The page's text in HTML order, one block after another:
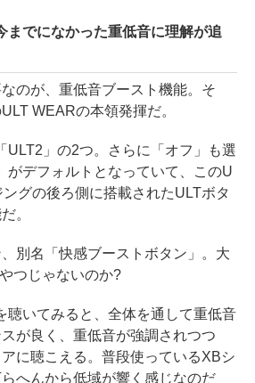
までになかった重低音に理解が追
のが、重低音ブースト機能。そ
WEARの本領発揮だ。
ULT2」の2つ。さらに「オフ」も選
がデフォルトとなっていて、このU
グの後ろ側に搭載されたULTボタ
。
別名「快感ブーストボタン」。大
つじゃないのか?
聴いてみると、全体を通して重低音
が良く、重低音が強調されつつ
に聴こえる。普段使っているXBシ
へんから低域が響く感じなのだ